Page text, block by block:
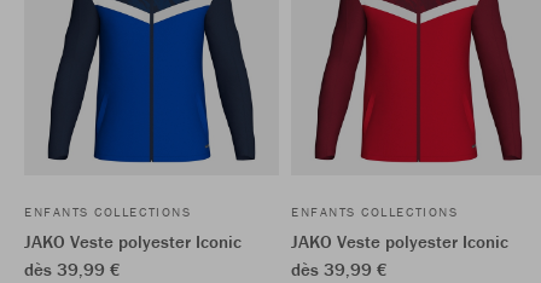
ENFANTS COLLECTIONS
JAKO Veste polyester Iconic
dès 39,99 €
ENFANTS COLLECTIONS
JAKO Veste polyester Iconic
dès 39,99 €